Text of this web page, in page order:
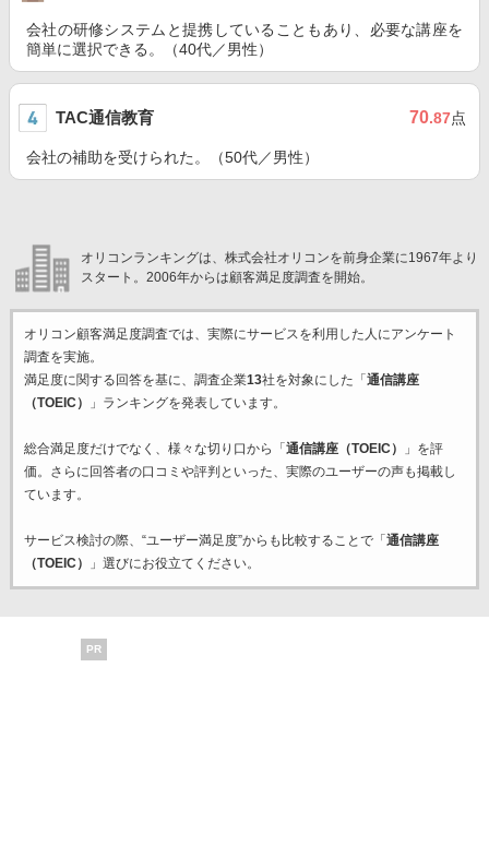
会社の研修システムと提携していることもあり、必要な講座を
簡単に選択できる。（40代／男性）
TAC通信教育 70.87点
会社の補助を受けられた。（50代／男性）
オリコンランキングは、株式会社オリコンを前身企業に1967年より
スタート。2006年からは顧客満足度調査を開始。
オリコン顧客満足度調査では、実際にサービスを利用した 人にアンケート
調査を実施。
満足度に関する回答を基に、調査企業13社を対象にした「 通信講座
（TOEIC）
」ランキングを発表しています。
総合満足度だけでなく、様々な切り口から「 通信講座（TOEIC）
」を評
価。さらに回答者の口コミや評判といった、実際のユーザーの声も掲載し
ています。
サービス検討の際、“ユーザー満足度”からも比較することで「 通信講座
（TOEIC）
」選びにお役立てください。
PR